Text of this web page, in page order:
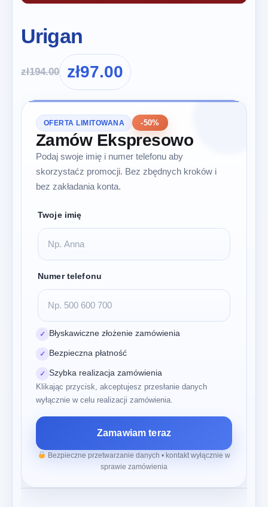
Urigan
zł194.00 zł97.00
OFERTA LIMITOWANA -50%
Zamów Ekspresowo
Podaj swoje imię i numer telefonu aby
skorzystaćz promocji. Bez zbędnych kroków i
bez zakładania konta.
Twoje imię
Numer telefonu
✓ Błyskawiczne złożenie zamówienia
✓ Bezpieczna płatność
✓ Szybka realizacja zamówienia
Klikając przycisk, akceptujesz przesłanie danych
wyłącznie w celu realizacji zamówienia.
Zamawiam teraz
Bezpieczne przetwarzanie danych • kontakt wyłącznie w
sprawie zamówienia